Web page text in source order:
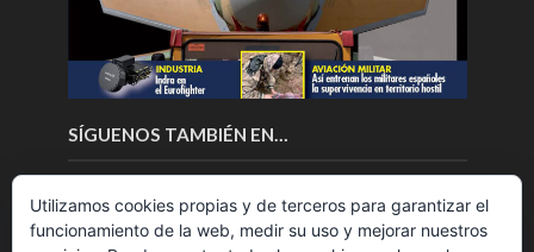
SÍGUENOS TAMBIÉN EN…
Utilizamos cookies propias y de terceros para garantizar el
funcionamiento de la web, medir su uso y mejorar nuestros